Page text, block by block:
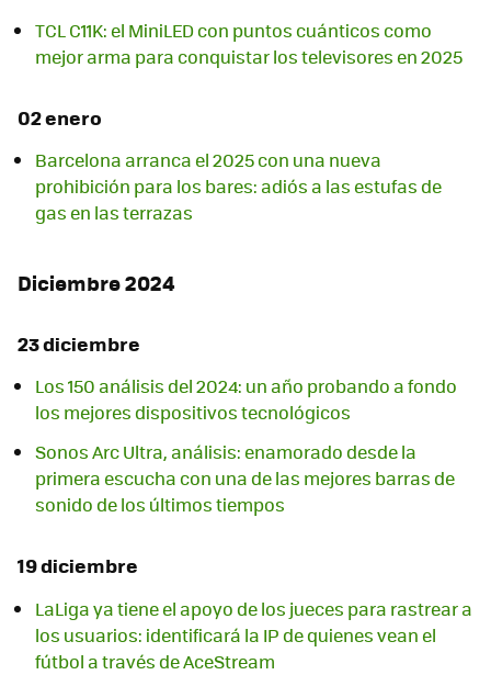
TCL C11K: el MiniLED con puntos cuánticos como
mejor arma para conquistar los televisores en 2025
02 enero
Barcelona arranca el 2025 con una nueva
prohibición para los bares: adiós a las estufas de
gas en las terrazas
Diciembre 2024
23 diciembre
Los 150 análisis del 2024: un año probando a fondo
los mejores dispositivos tecnológicos
Sonos Arc Ultra, análisis: enamorado desde la
primera escucha con una de las mejores barras de
sonido de los últimos tiempos
19 diciembre
LaLiga ya tiene el apoyo de los jueces para rastrear a
los usuarios: identificará la IP de quienes vean el
fútbol a través de AceStream